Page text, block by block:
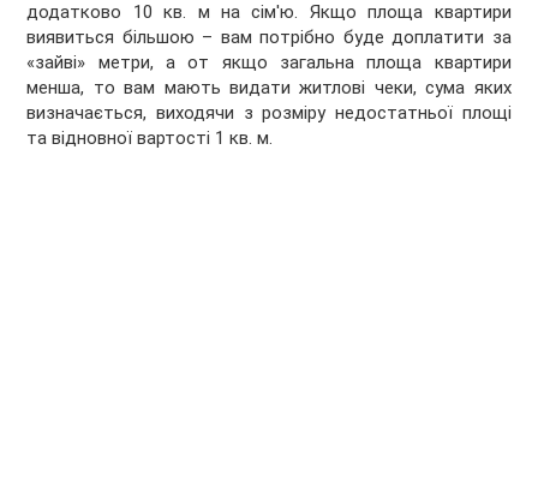
додатково 10 кв. м на сім'ю. Якщо площа квартири
виявиться більшою – вам потрібно буде доплатити за
«зайві» метри, а от якщо загальна площа квартири
менша, то вам мають видати житлові чеки, сума яких
визначається, виходячи з розміру недостатньої площі
та відновної вартості 1 кв. м.